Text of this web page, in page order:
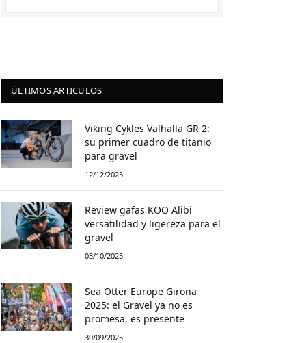
ÚLTIMOS ARTICULOS
Viking Cykles Valhalla GR 2:
su primer cuadro de titanio
para gravel
12/12/2025
Review gafas KOO Alibi
versatilidad y ligereza para el
gravel
03/10/2025
Sea Otter Europe Girona
2025: el Gravel ya no es
promesa, es presente
30/09/2025